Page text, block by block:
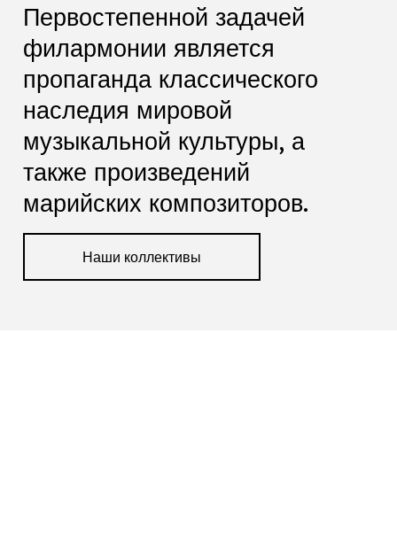
Первостепенной задачей
филармонии является
пропаганда классического
наследия мировой
музыкальной культуры, а
также произведений
марийских композиторов.
Наши коллективы